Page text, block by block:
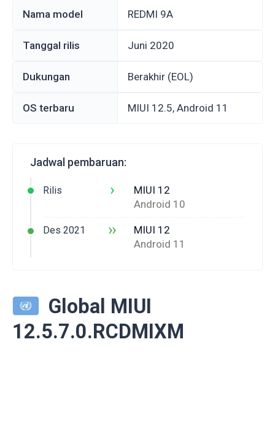
Nama model REDMI 9A
Tanggal rilis Juni 2020
Dukungan Berakhir (EOL)
OS terbaru MIUI 12.5, Android 11
Jadwal pembaruan:
Rilis ›
MIUI 12
Android 10
Des 2021 ››
MIUI 12
Android 11
Global MIUI
12.5.7.0.RCDMIXM